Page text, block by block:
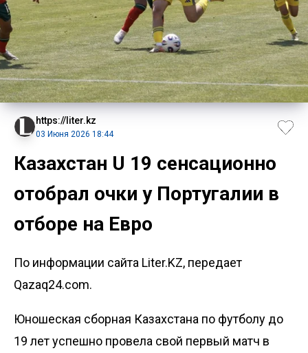
https://liter.kz
03 Июня 2026 18:44
Казахстан U 19 сенсационно
отобрал очки у Португалии в
отборе на Евро
По информации сайта Liter.KZ, передает
Qazaq24.com.
Юношеская сборная Казахстана по футболу до
19 лет успешно провела свой первый матч в